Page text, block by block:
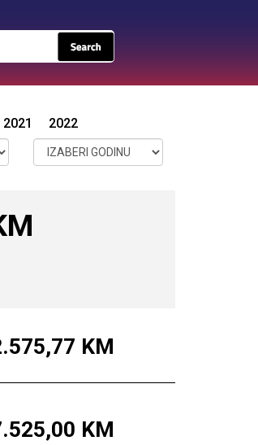
2022
2021
KM
KM